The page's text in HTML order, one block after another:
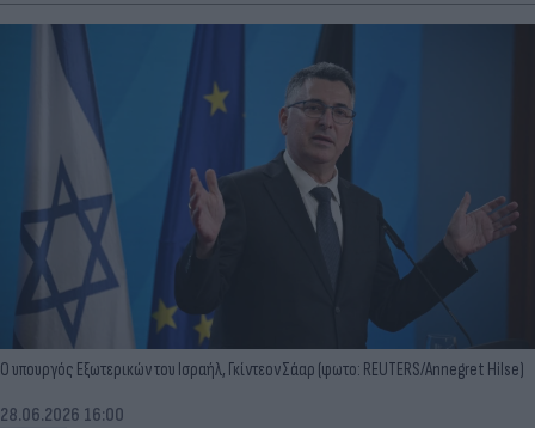
Ο υπουργός Εξωτερικών του Ισραήλ, Γκίντεον Σάαρ (φωτο: REUTERS/Annegret Hilse)
28.06.2026 16:00